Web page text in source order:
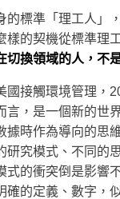
的標準「理工人」
樣的契機從標準理
切換領域的人，不
接觸環境管理，
言，是一個新的世
據時作為導向的思
研究模式、不同的
式的衝突倒是影響
確的定義、數字，